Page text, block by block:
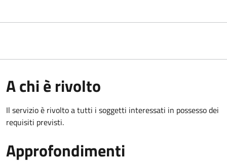
A chi è rivolto
Il servizio è rivolto a tutti i soggetti interessati in possesso dei
requisiti previsti.
Approfondimenti